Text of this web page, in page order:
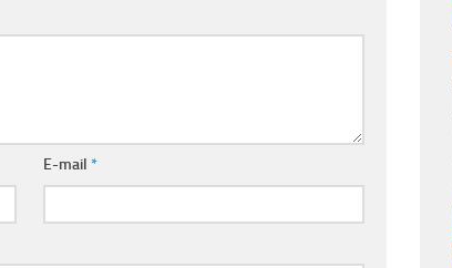
E-mail*